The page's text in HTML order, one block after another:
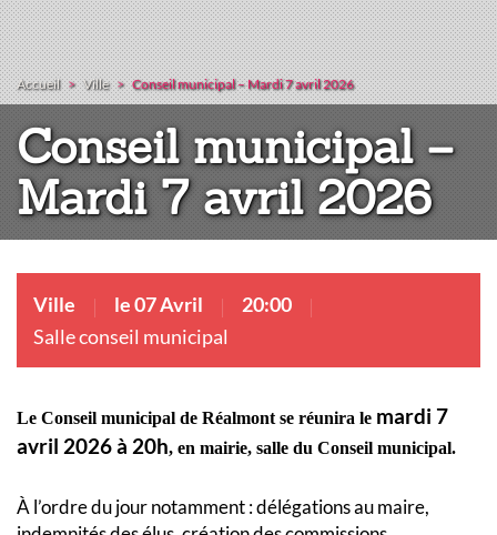
Accueil Ville Conseil municipal – Mardi 7 avril 2026
Conseil municipal –
Mardi 7 avril 2026
Ville le 07 Avril
20:00
Salle conseil municipal
Le Conseil municipal de Réalmont se réunira le mardi 7
avril 2026 à 20h, en mairie, salle du Conseil municipal.
À l’ordre du jour notamment : délégations au maire,